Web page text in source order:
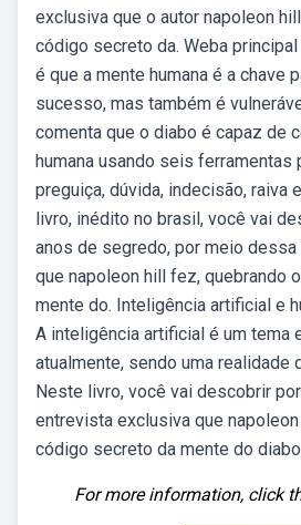
exclusiva que o autor napoleon
código secreto da. Weba
é que a mente humana é a chave
sucesso, mas também é
comenta que o diabo é capaz de
humana usando seis ferramentas
preguiça, dúvida, indecisão, raiva
livro, inédito no brasil, você vai
anos de segredo, por meio
que napoleon hill fez, quebrando
mente do. Inteligência artificial e
A inteligência artificial é um tema
atualmente, sendo uma realidade
Neste livro, você vai descobrir
entrevista exclusiva que
código secreto da mente do
For more information, click